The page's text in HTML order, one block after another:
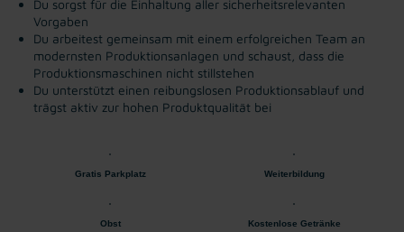
Du sorgst für die Einhaltung aller sicherheitsrelevanten
Vorgaben
Du arbeitest gemeinsam mit einem erfolgreichen Team an
modernsten Produktionsanlagen und schaust, dass die
Produktionsmaschinen nicht stillstehen
Du unterstützt einen reibungslosen Produktionsablauf und
trägst aktiv zur hohen Produktqualität bei
Gratis Parkplatz Weiterbildung
Obst Kostenlose Getränke